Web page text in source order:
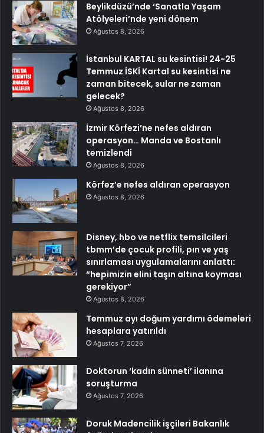
Beylikdüzü’nde ‘Sanatla Yaşam
Atölyeleri’nde yeni dönem
Ağustos 8, 2026
İstanbul KARTAL su kesintisi! 24-25
Temmuz İSKİ Kartal su kesintisi ne
zaman bitecek, sular ne zaman
gelecek?
Ağustos 8, 2026
İzmir Körfezi’ne nefes aldıran
operasyon… Manda ve Bostanlı
temizlendi
Ağustos 8, 2026
Körfez’e nefes aldıran operasyon
Ağustos 8, 2026
Disney, hbo ve netflix temsilcileri
tbmm’de çocuk profili, pın ve yaş
sınırlaması uygulamalarını anlattı:
“hepimizin elini taşın altına koyması
gerekiyor”
Ağustos 8, 2026
Temmuz ayı doğum yardımı ödemeleri
hesaplara yatırıldı
Ağustos 7, 2026
Doktorun ‘kadın sünneti’ ilanına
soruşturma
Ağustos 7, 2026
Doruk Madencilik işçileri Bakanlık